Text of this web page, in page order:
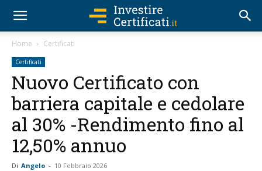
Home Certificati
Certificati
Nuovo Certificato con
barriera capitale e cedolare
al 30% -Rendimento fino al
12,50% annuo
Di Angelo - 10 Febbraio 2026